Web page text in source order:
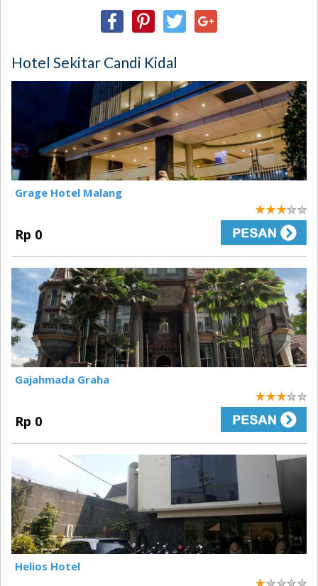
Hotel Sekitar Candi Kidal
Grage Hotel Malang
Rp 0
3
Gajahmada Graha
Rp 0
3
Helios Hotel